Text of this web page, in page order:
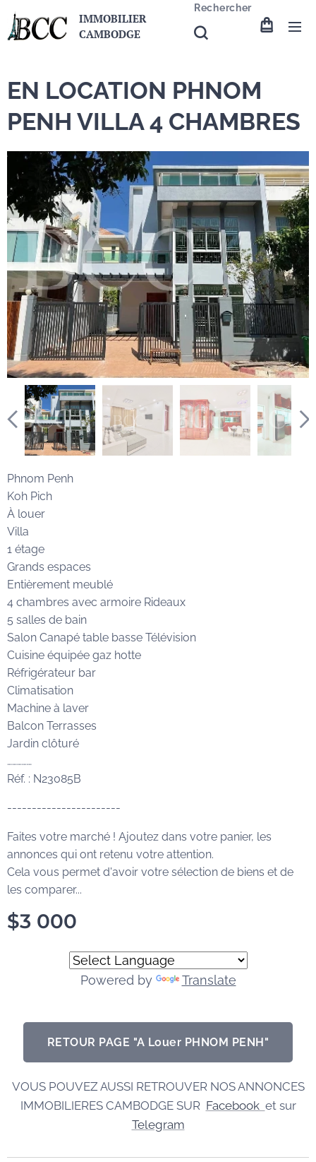
IMMOBILIER
CAMBODGE
Rechercher
EN LOCATION PHNOM
PENH VILLA 4 CHAMBRES
Phnom Penh
Koh Pich
À louer
Villa
1 étage
Grands espaces
Entièrement meublé
4 chambres avec armoire Rideaux
5 salles de bain
Salon Canapé table basse Télévision
Cuisine équipée gaz hotte
Réfrigérateur bar
Climatisation
Machine à laver
Balcon Terrasses
Jardin clôturé
……………
Réf. : N23085B
-----------------------
Faites votre marché ! Ajoutez dans votre panier, les
annonces qui ont retenu votre attention.
Cela vous permet d'avoir votre sélection de biens et de
les comparer...
$3 000
Powered by Translate
RETOUR PAGE "A Louer PHNOM PENH"
VOUS POUVEZ AUSSI RETROUVER NOS ANNONCES
IMMOBILIERES CAMBODGE SUR Facebook et sur
Telegram